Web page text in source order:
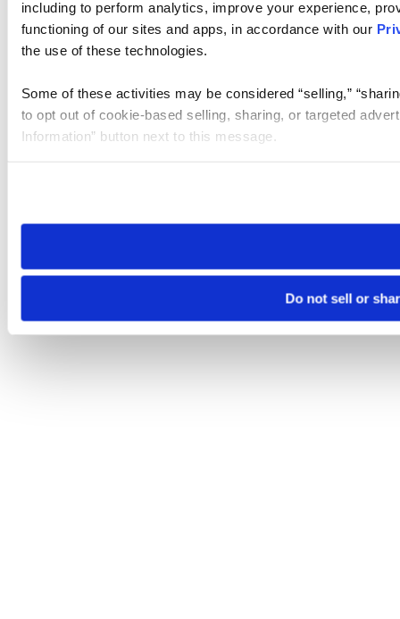
including to perform analytics, improve your experience,
functioning of our sites and apps, in accordance with our
the use of these technologies.
Some of these activities may be considered “selling,”
to opt out of cookie-based selling, sharing, or targeted
Information” button next to this message.
need to be set again.
Do not sell or